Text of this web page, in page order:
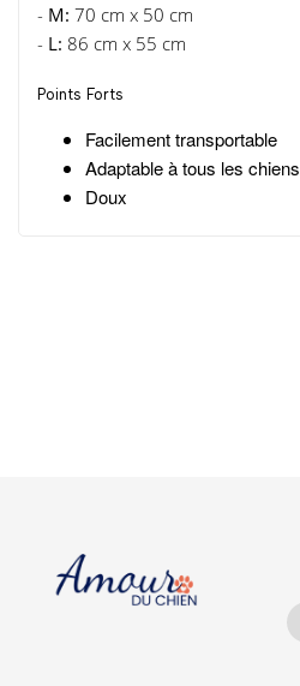
- M: 70 cm x 50 cm
- L: 86 cm x 55 cm
Points Forts
Facilement transportable
Adaptable à tous les chiens
Doux